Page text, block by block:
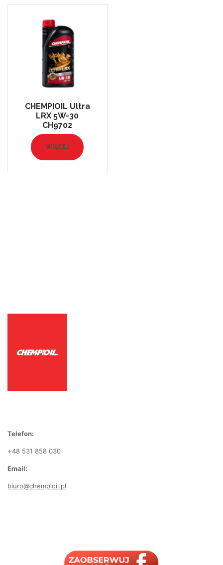
CHEMPIOIL Ultra
LRX 5W-30
CH9702
WIĘCEJ
Telefon:
+48 531 858 030
Email:
biuro@chempioil.pl